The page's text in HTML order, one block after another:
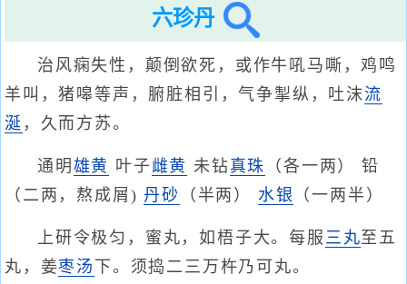
六珍丹
治风痫失性，颠倒欲死，或作牛吼马嘶，鸡鸣
羊叫，猪嗥等声，腑脏相引，气争掣纵，吐沫流
涎 ，久而方苏。
通明 雄黄 叶子雌黄 未钻真珠
（各一两） 铅
（二两，熬成屑) 丹砂 （半两） 水银 （一两半）
上研令极匀，蜜丸，如梧子大。每服 三丸至五
丸，姜枣汤 下。须捣二三万杵乃可丸。